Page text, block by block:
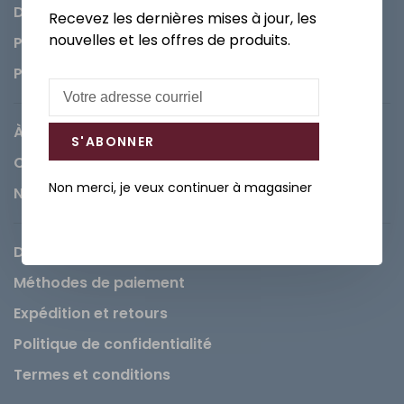
Décorations et Accessoires
Peintures
Pièces
À propos de Léopold
Carrières
Nous contacter
Demande de service
Méthodes de paiement
Expédition et retours
Politique de confidentialité
Termes et conditions
Recevez les dernières mises à jour, les
nouvelles et les offres de produits.
S'ABONNER
Non merci, je veux continuer à magasiner